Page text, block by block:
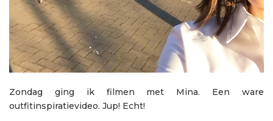
Zondag ging ik filmen met Mina. Een ware
outfitinspiratievideo. Jup! Echt!